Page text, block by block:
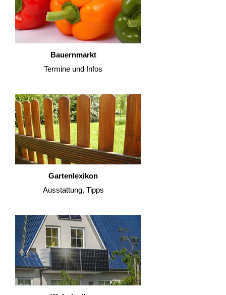
Bauernmarkt
Termine und Infos
Gartenlexikon
Ausstattung, Tipps